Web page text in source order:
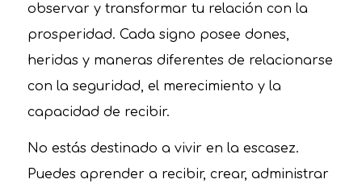
observar y transformar tu relación con la
prosperidad. Cada signo posee dones,
heridas y maneras diferentes de relacionarse
con la seguridad, el merecimiento y la
capacidad de recibir.
No estás destinado a vivir en la escasez.
Puedes aprender a recibir, crear, administrar